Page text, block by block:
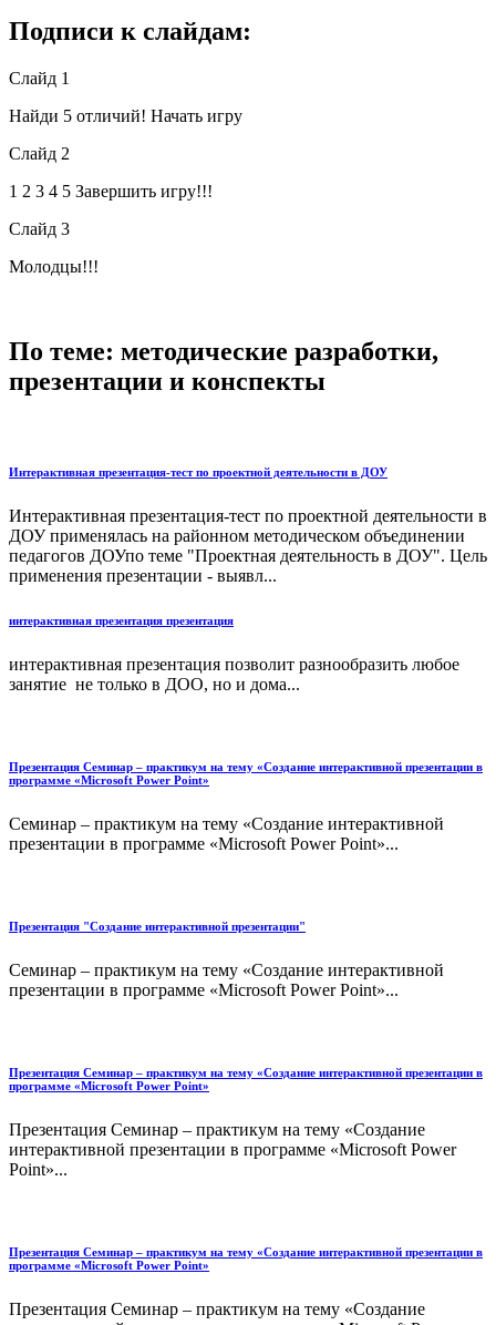
Подписи к слайдам:
Слайд 1
Найди 5 отличий! Начать игру
Слайд 2
1 2 3 4 5 Завершить игру!!!
Слайд 3
Молодцы!!!
По теме: методические разработки,
презентации и конспекты
Интерактивная презентация-тест по проектной деятельности в ДОУ
Интерактивная презентация-тест по проектной деятельности в
ДОУ применялась на районном методическом объединении
педагогов ДОУпо теме "Проектная деятельность в ДОУ". Цель
применения презентации - выявл...
интерактивная презентация презентация
интерактивная презентация позволит разнообразить любое
занятие не только в ДОО, но и дома...
Презентация Семинар – практикум на тему «Создание интерактивной презентации в
программе «Microsoft Power Point»
Семинар – практикум на тему «Создание интерактивной
презентации в программе «Microsoft Power Point»...
Презентация "Создание интерактивной презентации"
Семинар – практикум на тему «Создание интерактивной
презентации в программе «Microsoft Power Point»...
Презентация Семинар – практикум на тему «Создание интерактивной презентации в
программе «Microsoft Power Point»
Презентация Семинар – практикум на тему «Создание
интерактивной презентации в программе «Microsoft Power
Point»...
Презентация Семинар – практикум на тему «Создание интерактивной презентации в
программе «Microsoft Power Point»
Презентация Семинар – практикум на тему «Создание